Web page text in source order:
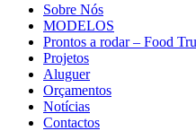
Sobre Nós
MODELOS
Prontos a rodar – Food
Projetos
Aluguer
Orçamentos
Notícias
Contactos